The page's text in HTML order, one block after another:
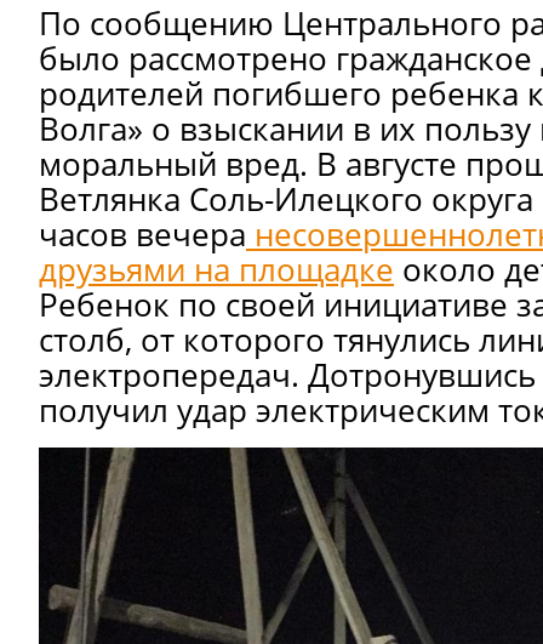
По сообщению Центрального
было рассмотрено гражданское
родителей погибшего ребенка
Волга» о взыскании в их
моральный вред. В августе
Ветлянка Соль-Илецкого
часов вечера
друзьями на площадке около
Ребенок по своей инициативе
столб, от которого тянулись
электропередач.
получил удар электрическим